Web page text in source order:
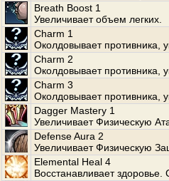
Breath Boost 1
Увеличивает объем легких.
Charm 1
Околдовывает противника,
Charm 2
Околдовывает противника,
Charm 3
Околдовывает противника,
Dagger Mastery 1
Увеличивает Физическую
Defense Aura 2
Увеличивает Физическую
Elemental Heal 4
Восстанавливает здоровье.